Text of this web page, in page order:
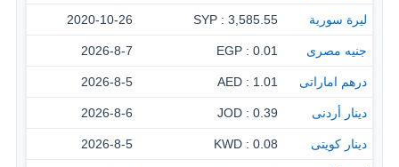
ليرة سورية 3,585.55 : SYP
2020-10-26
جنيه مصرى 0.01 : EGP
2026-8-7
درهم اماراتى 1.01 : AED
2026-8-5
دينار أردنى 0.39 : JOD
2026-8-6
دينار كويتى 0.08 : KWD
2026-8-5